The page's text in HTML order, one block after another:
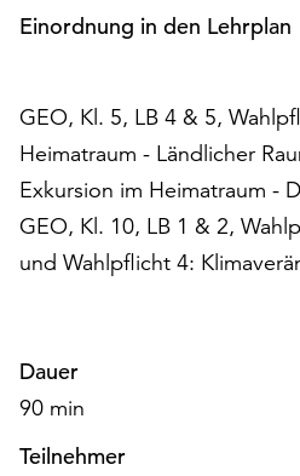
unserer
dem
Impressum
.
Einordnung in den Lehrplan
GEO, Kl. 5, LB 4 & 5,
Heimatraum - Ländlicher
Exkursion im Heimatraum -
GEO, Kl. 10, LB 1 & 2,
und Wahlpflicht 4:
Dauer
90 min
Teilnehmer